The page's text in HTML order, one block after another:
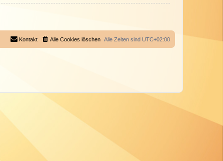
Alle Zeiten sind UTC+02:00
Alle Cookies löschen
Kontakt